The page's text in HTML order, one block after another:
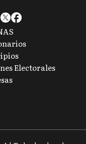
Electorales